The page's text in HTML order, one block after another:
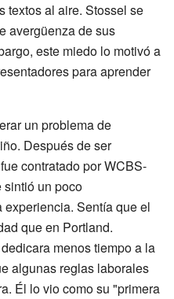
textos al aire. Stossel se
avergüenza de sus
este miedo lo motivó a
para aprender
un problema de
Después de ser
contratado por WCBS-
sintió un poco
Sentía que el
que en Portland.
menos tiempo a la
algunas reglas laborales
Él lo vio como su "primera